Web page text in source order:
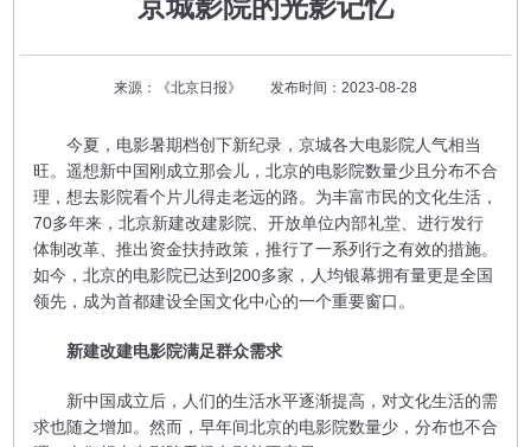
社科讲堂
科普活动
京城影院的光影记忆
来源：《北京日报》 发布时间：2023-08-28
今夏，电影暑期档创下新纪录，京城各大电影院人气相当
旺。遥想新中国刚成立那会儿，北京的电影院数量少且分布不合
理，想去影院看个片儿得走老远的路。为丰富市民的文化生活，
70多年来，北京新建改建影院、开放单位内部礼堂、进行发行
体制改革、推出资金扶持政策，推行了一系列行之有效的措施。
如今，北京的电影院已达到200多家，人均银幕拥有量更是全国
领先，成为首都建设全国文化中心的一个重要窗口。
新建改建电影院满足群众需求
新中国成立后，人们的生活水平逐渐提高，对文化生活的需
求也随之增加。然而，早年间北京的电影院数量少，分布也不合